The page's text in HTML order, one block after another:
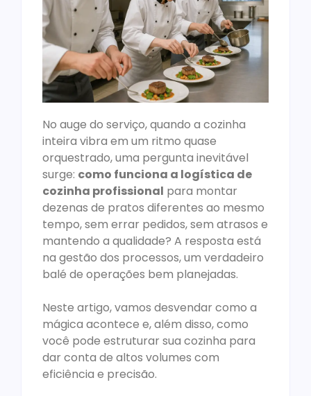
No auge do serviço, quando a cozinha
inteira vibra em um ritmo quase
orquestrado, uma pergunta inevitável
surge: como funciona a logística de
cozinha profissional para montar
dezenas de pratos diferentes ao mesmo
tempo, sem errar pedidos, sem atrasos e
mantendo a qualidade? A resposta está
na gestão dos processos, um verdadeiro
balé de operações bem planejadas.
Neste artigo, vamos desvendar como a
mágica acontece e, além disso, como
você pode estruturar sua cozinha para
dar conta de altos volumes com
eficiência e precisão.